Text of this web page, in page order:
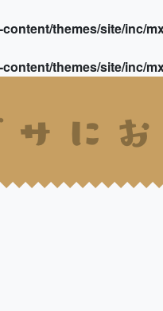
themes/site/inc/
themes/site/inc/